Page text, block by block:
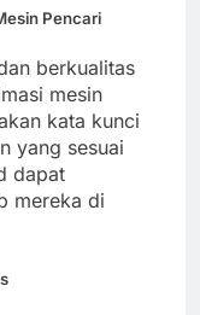
Pencari
berkualitas
mesin
kata kunci
yang sesuai
dapat
mereka di